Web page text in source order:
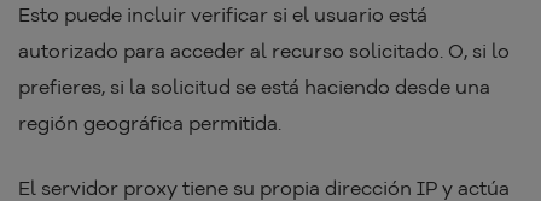
Esto puede incluir verificar si el usuario está
autorizado para acceder al recurso solicitado. O, si lo
prefieres, si la solicitud se está haciendo desde una
región geográfica permitida.
El servidor proxy tiene su propia dirección IP y actúa